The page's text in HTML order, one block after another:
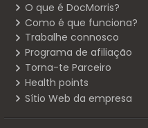
O que é DocMorris?
Como é que funciona?
Trabalhe connosco
Programa de afiliação
Torna-te Parceiro
Health points
Sítio Web da empresa